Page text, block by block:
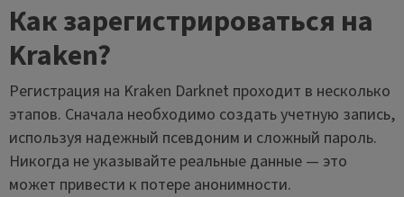
Как зарегистрироваться на
Kraken?
Регистрация на Kraken Darknet проходит в несколько
этапов. Сначала необходимо создать учетную запись,
используя надежный псевдоним и сложный пароль.
Никогда не указывайте реальные данные — это
может привести к потере анонимности.